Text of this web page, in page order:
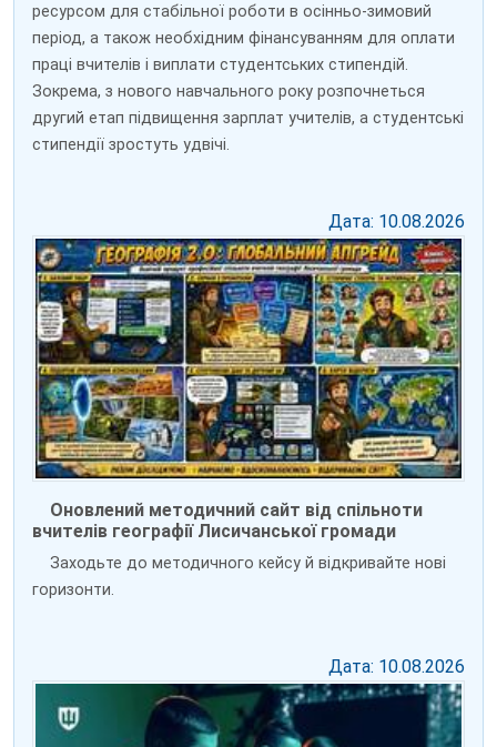
ресурсом для стабільної роботи в осінньо-зимовий
період, а також необхідним фінансуванням для оплати
праці вчителів і виплати студентських стипендій.
Зокрема, з нового навчального року розпочнеться
другий етап підвищення зарплат учителів, а студентські
стипендії зростуть удвічі.
Дата: 10.08.2026
Оновлений методичний сайт від спільноти
вчителів географії Лисичанської громади
Заходьте до методичного кейсу й відкривайте нові
горизонти.
Дата: 10.08.2026